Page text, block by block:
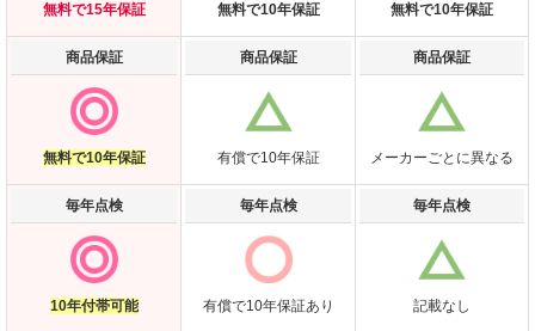
無料で15年保証 無料で10年保証 無料で10年保証
商品保証
無料で10年保証
商品保証
有償で10年保証
商品保証
メーカーごとに異なる
毎年点検
10年付帯可能
毎年点検
有償で10年保証あり
毎年点検
記載なし